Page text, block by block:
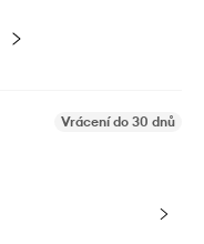
Vrácení do 30 dnů